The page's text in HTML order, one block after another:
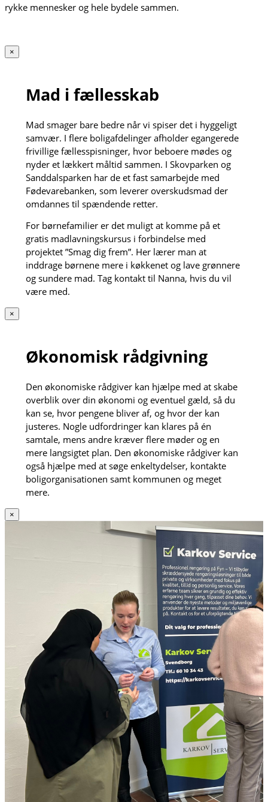
rykke mennesker og hele bydele sammen.
×
Mad i fællesskab
Mad smager bare bedre når vi spiser det i hyggeligt
samvær. I flere boligafdelinger afholder egangerede
frivillige fællesspisninger, hvor beboere mødes og
nyder et lækkert måltid sammen. I Skovparken og
Sanddalsparken har de et fast samarbejde med
Fødevarebanken, som leverer overskudsmad der
omdannes til spændende retter.
For børnefamilier er det muligt at komme på et
gratis madlavningskursus i forbindelse med
projektet ”Smag dig frem”. Her lærer man at
inddrage børnene mere i køkkenet og lave grønnere
og sundere mad. Tag kontakt til Nanna, hvis du vil
være med.
×
Økonomisk rådgivning
Den økonomiske rådgiver kan hjælpe med at skabe
overblik over din økonomi og eventuel gæld, så du
kan se, hvor pengene bliver af, og hvor der kan
justeres. Nogle udfordringer kan klares på én
samtale, mens andre kræver flere møder og en
mere langsigtet plan. Den økonomiske rådgiver kan
også hjælpe med at søge enkeltydelser, kontakte
boligorganisationen samt kommunen og meget
mere.
×